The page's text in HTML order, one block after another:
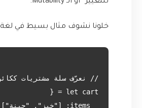
للتغيير” أو الـ Mutability.
خلونا نشوف مثال بسيط في لغة JavaScript: